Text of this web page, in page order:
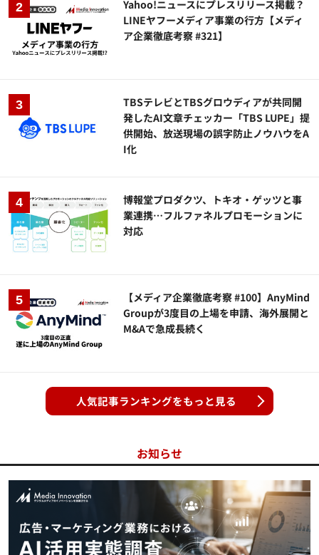
Yahoo!ニュースにプレスリリース掲載？
LINEヤフーメディア事業の行方【メディ
ア企業徹底考察 #321】
TBSテレビとTBSグロウディアが共同開
発したAI文章チェッカー「TBS LUPE」提
供開始、放送現場の誤字防止ノウハウをA
I化
博報堂プロダクツ、トキオ・ゲッツと事
業連携…フルファネルプロモーションに
対応
【メディア企業徹底考察 #100】AnyMind
Groupが3度目の上場を申請、海外展開と
M&Aで急成長続く
人気記事ランキングをもっと見る
お知らせ